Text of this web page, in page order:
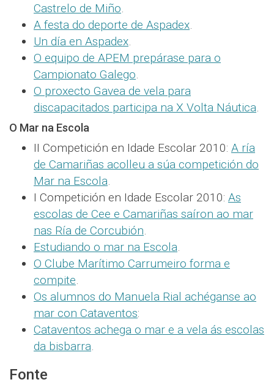
Castrelo de Miño
A festa do deporte de Aspadex
Un día en Aspadex
O equipo de APEM prepárase para o
Campionato Galego
O proxecto Gavea de vela para
discapacitados participa na X Volta Náutica
O Mar na Escola
II Competición en Idade Escolar 2010: A ría
de Camariñas acolleu a súa competición do
Mar na Escola
I Competición en Idade Escolar 2010: As
escolas de Cee e Camariñas saíron ao mar
nas Ría de Corcubión
Estudiando o mar na Escola
O Clube Marítimo Carrumeiro forma e
compite
Os alumnos do Manuela Rial achéganse ao
mar con Cataventos:
Cataventos achega o mar e a vela ás escolas
da bisbarra
Fonte